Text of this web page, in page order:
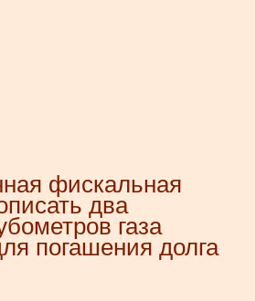
фискальная
два
газа
погашения долга